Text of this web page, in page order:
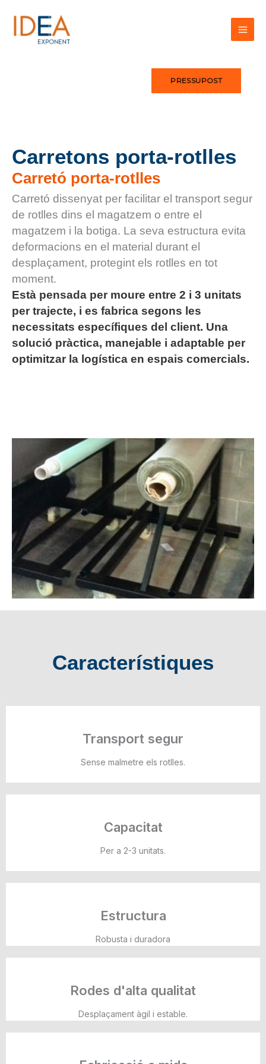
contingut
PRESSUPOST
Carretons porta-rotlles
Carretó porta-rotlles
Carretó dissenyat per facilitar el transport segur
de rotlles dins el magatzem o entre el
magatzem i la botiga. La seva estructura evita
deformacions en el material durant el
desplaçament, protegint els rotlles en tot
moment.
Està pensada per moure entre 2 i 3 unitats
per trajecte, i es fabrica segons les
necessitats específiques del client. Una
solució pràctica, manejable i adaptable per
optimitzar la logística en espais comercials.
Característiques
Transport segur
Sense malmetre els rotlles.
Capacitat
Per a 2-3 unitats.
Estructura
Robusta i duradora
Rodes d'alta qualitat
Desplaçament àgil i estable.